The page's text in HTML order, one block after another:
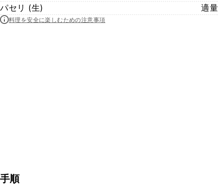
パセリ (生)
適量
料理を安全に楽しむための注意事項
手順